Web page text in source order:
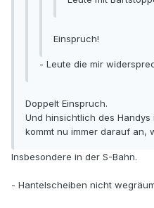
Einspruch!
- Leute die mir
Doppelt Einspruch.
Und hinsichtlich des
kommt nu immer darauf an,
Insbesondere in der S-Bahn.
- Hantelscheiben nicht